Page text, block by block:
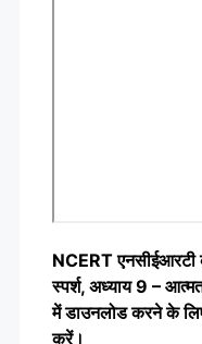
NCERT एनसीईआरटी
स्पर्श, अध्याय 9 –
में डाउनलोड करने के
करें।